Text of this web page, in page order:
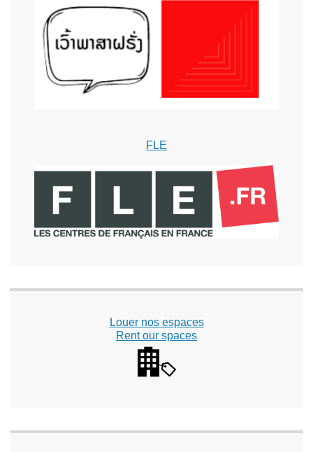
FLE
Louer nos espaces
Rent our spaces